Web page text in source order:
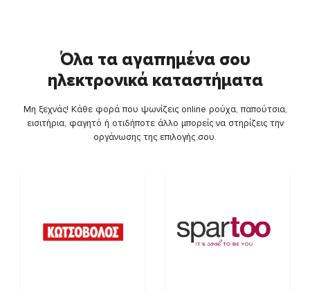
Όλα τα αγαπημένα σου
ηλεκτρονικά καταστήματα
Μη ξεχνάς! Κάθε φορά που ψωνίζεις online ρούχα, παπούτσια,
εισιτήρια, φαγητό ή οτιδήποτε άλλο μπορείς να στηρίζεις την
οργάνωσης της επιλογής σου.